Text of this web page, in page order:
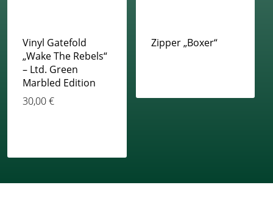
Vinyl Gatefold
„Wake The Rebels“
– Ltd. Green
Marbled Edition
30,00€
Zipper „Boxer“